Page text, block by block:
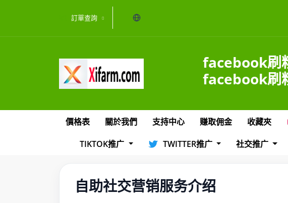
訂單查詢 当前语言：繁体
facebook刷
facebook刷
價格表 關於我們 支持中心 赚取佣金 收藏夾
TIKTOK推广
TWITTER推广 社交推广
自助社交营销服务介绍